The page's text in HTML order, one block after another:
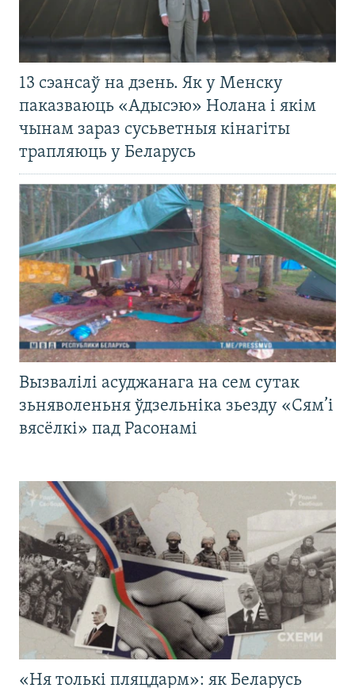
13 сэансаў на дзень. Як у Менску
паказваюць «Адысэю» Нолана і якім
чынам зараз сусьветныя кінагіты
трапляюць у Беларусь
Вызвалілі асуджанага на сем сутак
зьняволеньня ўдзельніка зьезду «Сям’і
вясёлкі» пад Расонамі
«Ня толькі пляцдарм»: як Беларусь